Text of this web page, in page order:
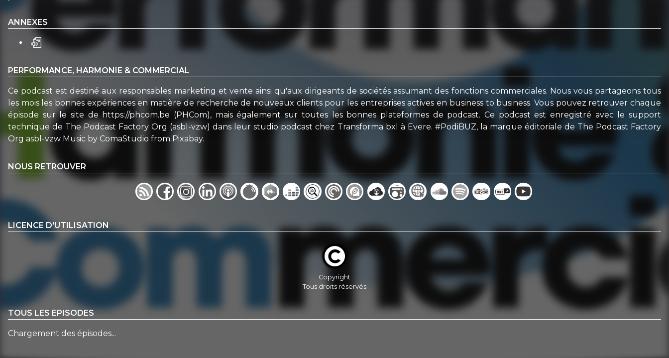
ANNEXES
PERFORMANCE, HARMONIE & COMMERCIAL
Ce podcast est destiné aux responsables marketing et vente ainsi qu'aux dirigeants de sociétés assumant des fonctions commerciales. Nous vous partageons tous
les mois les bonnes expériences en matière de recherche de nouveaux clients pour les entreprises actives en business to business. Vous pouvez retrouver chaque
épisode sur le site de https://phcom.be (PHCom), mais également sur toutes les bonnes plateformes de podcast. Ce podcast est enregistré avec le support
technique de The Podcast Factory Org (asbl-vzw) dans leur studio podcast chez Transforma bxl à Evere. #PodiBUZ, la marque éditoriale de The Podcast Factory
Org asbl-vzw Music by ComaStudio from Pixabay.
NOUS RETROUVER
LICENCE D'UTILISATION
Copyright
Tous droits réservés
TOUS LES EPISODES
Chargement des épisodes...